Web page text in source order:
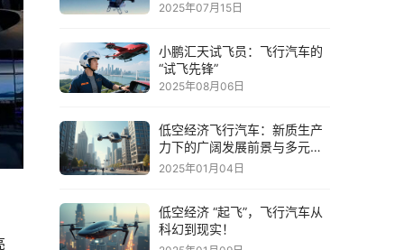
2025年07月15日
小鹏汇天试飞员：飞行汽车的
“试飞先锋”
2025年08月06日
低空经济飞行汽车：新质生产
力下的广阔发展前景与多元影
响
2025年01月04日
低空经济 “起飞”，飞行汽车从
科幻到现实！